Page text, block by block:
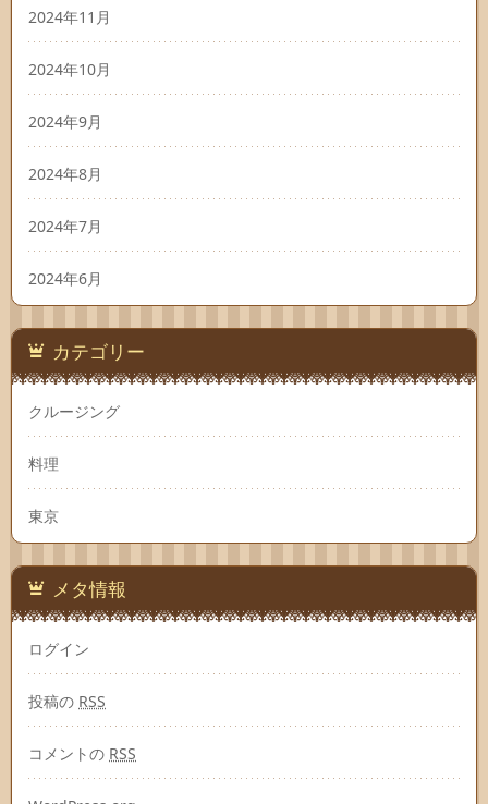
2024年11月
2024年10月
2024年9月
2024年8月
2024年7月
2024年6月
カテゴリー
クルージング
料理
東京
メタ情報
ログイン
投稿の RSS
コメントの RSS